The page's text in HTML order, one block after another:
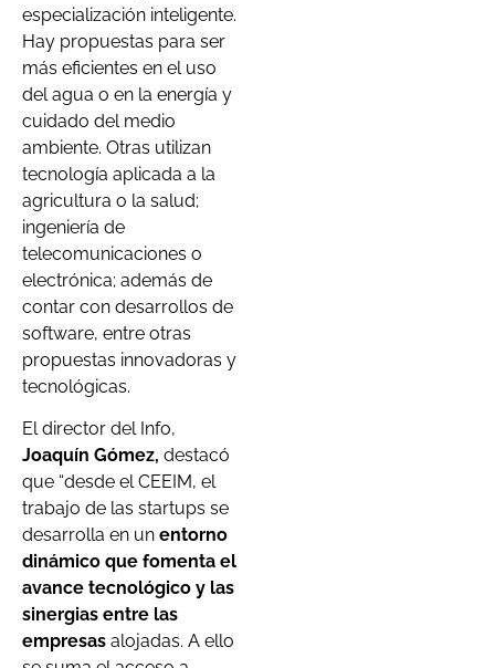
especialización inteligente.
Hay propuestas para ser
más eficientes en el uso
del agua o en la energía y
cuidado del medio
ambiente. Otras utilizan
tecnología aplicada a la
agricultura o la salud;
ingeniería de
telecomunicaciones o
electrónica; además de
contar con desarrollos de
software, entre otras
propuestas innovadoras y
tecnológicas.
El director del Info,
Joaquín Gómez, destacó
que “desde el CEEIM, el
trabajo de las startups se
desarrolla en un entorno
dinámico que fomenta el
avance tecnológico y las
sinergias entre las
empresas alojadas. A ello